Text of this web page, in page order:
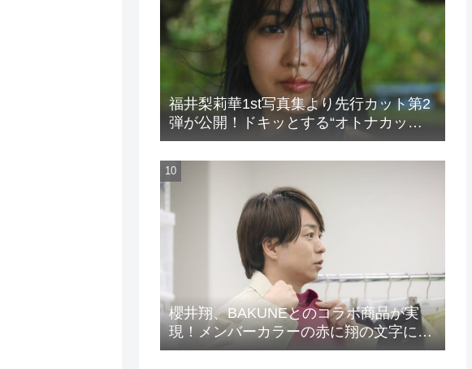
福井梨莉華1st写真集より先行カット第2
弾が公開！ドキッとする“オトナカッ
ト”が解禁！
櫻井翔、BAKUNEとのコラボ商品が実
現！メンバーカラーの赤に翔の文字に着
想を得たデザイン